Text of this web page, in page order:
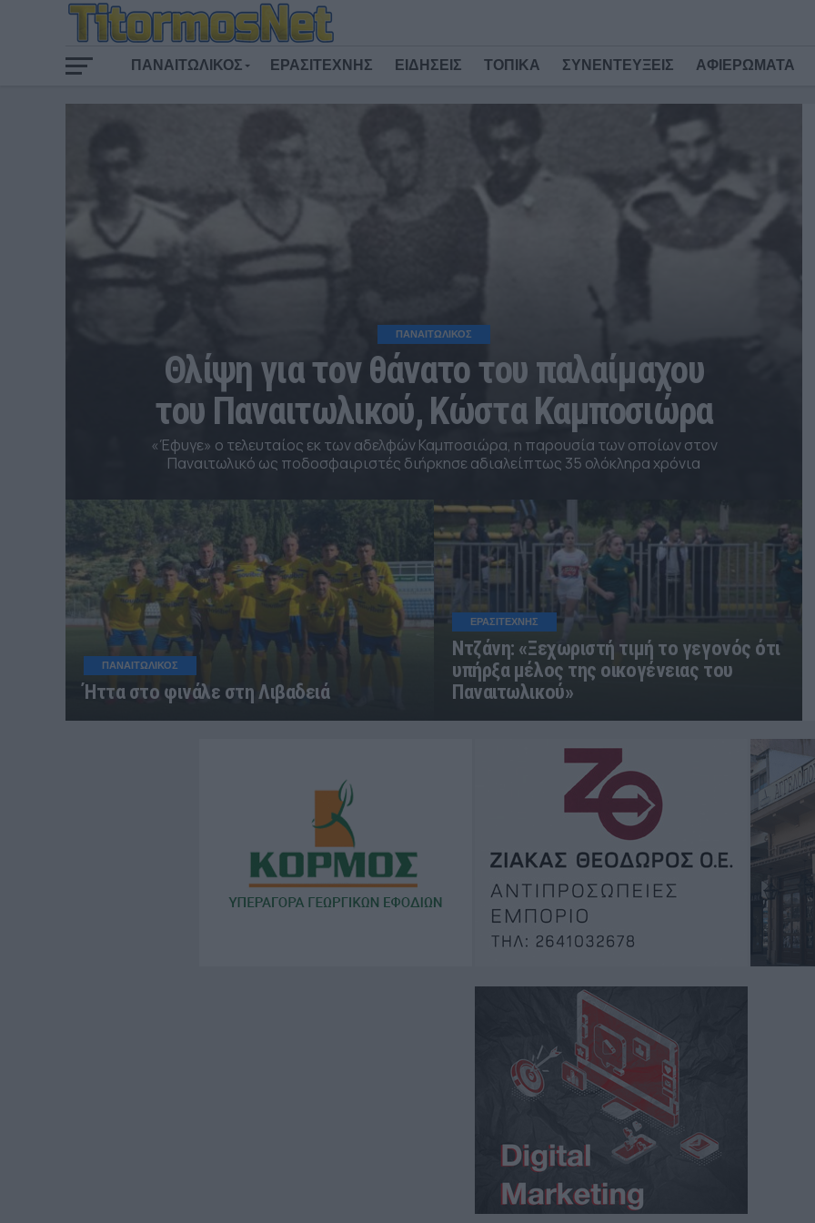
ΠΑΝΑΙΤΩΛΙΚΟΣ ΕΡΑΣΙΤΕΧΝΗΣ ΕΙΔΗΣΕΙΣ ΤΟΠΙΚΑ ΣΥΝΕΝΤΕΥΞΕΙΣ ΑΦΙΕΡΩΜΑΤΑ
ΠΑΝΑΙΤΩΛΙΚΟΣ
Θλίψη για τον θάνατο του παλαίμαχου
του Παναιτωλικού, Κώστα Καμποσιώρα
«Έφυγε» ο τελευταίος εκ των αδελφών Καμποσιώρα, η παρουσία των οποίων στον
Παναιτωλικό ως ποδοσφαιριστές διήρκησε αδιαλείπτως 35 ολόκληρα χρόνια
ΠΑΝΑΙΤΩΛΙΚΟΣ
Ήττα στο φινάλε στη Λιβαδειά
ΕΡΑΣΙΤΕΧΝΗΣ
Ντζάνη: «Ξεχωριστή τιμή το γεγονός ότι
υπήρξα μέλος της οικογένειας του
Παναιτωλικού»